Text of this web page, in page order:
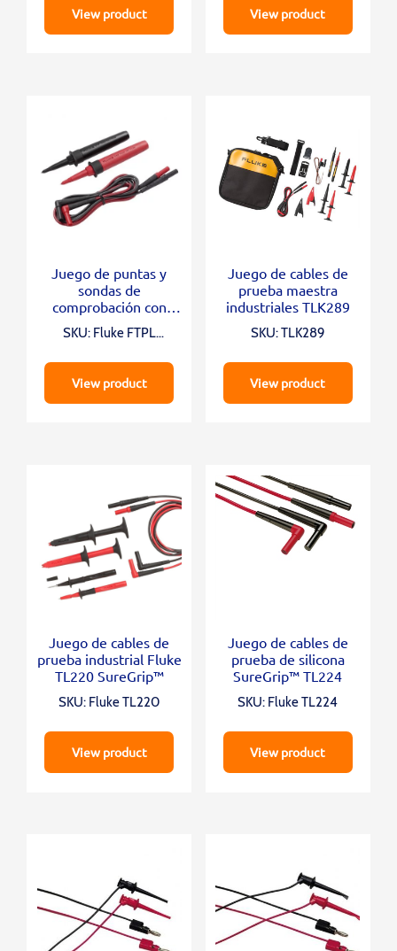
View product View product
Juego de puntas y
sondas de
comprobación con
fusible Fluke FTPL
SureGrip™
SKU: Fluke FTPL
View product
Juego de cables de
prueba maestra
industriales TLK289
SKU: TLK289
View product
Juego de cables de
prueba industrial Fluke
TL220 SureGrip™
SKU: Fluke TL220
View product
Juego de cables de
prueba de silicona
SureGrip™ TL224
SKU: Fluke TL224
View product